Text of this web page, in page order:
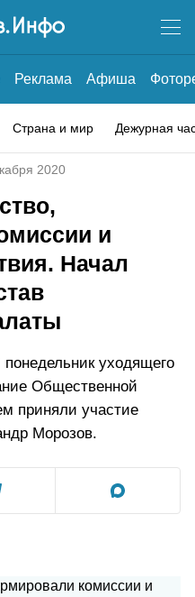
Реклама Афиша
Страна и мир Дежурная
2020
и
Начал
уходящего
Общественной
приняли участие
Морозов.